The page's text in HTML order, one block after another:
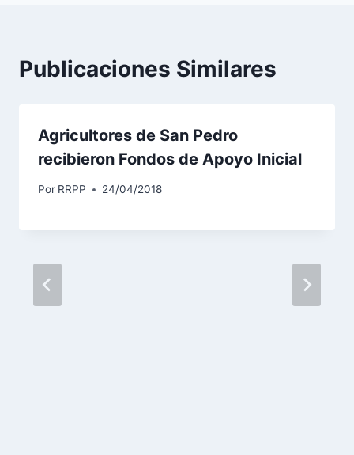
Publicaciones Similares
Agricultores de San Pedro
recibieron Fondos de Apoyo Inicial
Por RRPP 24/04/2018